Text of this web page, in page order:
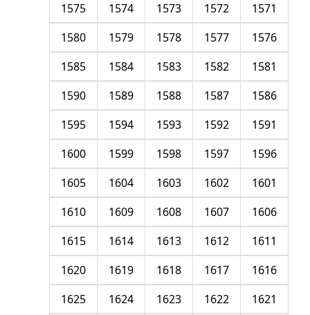
1571
1572
1573
1574
1575
1576
1577
1578
1579
1580
1581
1582
1583
1584
1585
1586
1587
1588
1589
1590
1591
1592
1593
1594
1595
1596
1597
1598
1599
1600
1601
1602
1603
1604
1605
1606
1607
1608
1609
1610
1611
1612
1613
1614
1615
1616
1617
1618
1619
1620
1621
1622
1623
1624
1625